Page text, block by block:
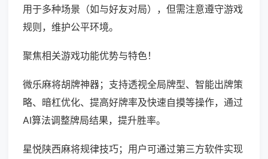
用于多种场景（如与好友对局），但需注意遵守游戏
规则，维护公平环境。
聚焦相关游戏功能优势与特色！
微乐麻将胡牌神器；支持透视全局牌型、智能出牌策
略、暗杠优化、提高好牌率及快速自摸等操作，通过
AI算法调整牌局结果，提升胜率。
星悦陕西麻将规律技巧；用户可通过第三方软件实现